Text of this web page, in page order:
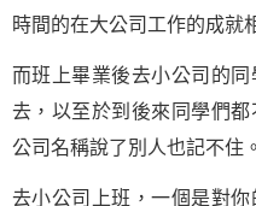
時間的在大公司工作的成就
而班上畢業後去小公司的
去，以至於到後來同學們
公司名稱說了別人也記不住。
去小公司上班，一個是對